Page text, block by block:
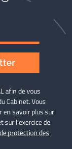
afin de vous
Cabinet. Vous
en savoir plus sur
l’exercice de
protection des